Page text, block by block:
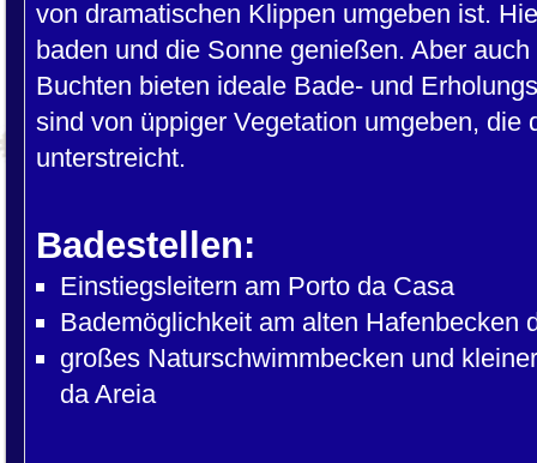
von dramatischen Klippen umgeben ist.
baden und die Sonne genießen. Aber
Buchten bieten ideale Bade- und
sind von üppiger Vegetation umgeben, die
unterstreicht.
Badestellen:
Einstiegsleitern am Porto da Casa
Bademöglichkeit am alten Hafenbecken
großes Naturschwimmbecken und
da Areia